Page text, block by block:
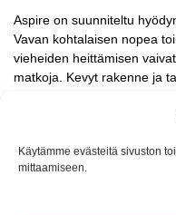
Käytämme evästeitä sivuston
mittaamiseen.
Aspire on suunniteltu
Vavan kohtalaisen nopea
vieheiden heittämisen
matkoja. Kevyt rakenne ja
huomaat kuinka pitkälle
yhdistelmään, joka
matalissa vesissä. Aspiren